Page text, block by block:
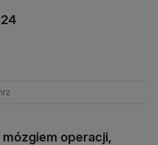
mózgiem operacji,